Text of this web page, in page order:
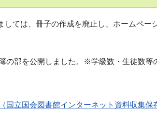
しては、冊子の作成を廃止し、ホームペー
簿の部を公開しました。※学級数・生徒数等
国立国会図書館インターネット資料収集保